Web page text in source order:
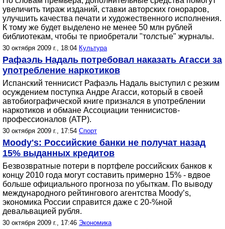
увеличить тираж изданий, ставки авторских гонораров,
улучшить качества печати и художественного исполнения.
К тому же будет выделено не менее 50 млн рублей
библиотекам, чтобы те приобретали "толстые" журналы.
30 октября 2009 г., 18:04 Культура
Рафаэль Надаль потребовал наказать Агасси за
употребление наркотиков
Испанский теннисист Рафаэль Надаль выступил с резким
осуждением поступка Андре Агасси, который в своей
автобиографической книге признался в употреблении
наркотиков и обмане Ассоциации теннисистов-
профессионалов (ATP).
30 октября 2009 г., 17:54 Спорт
Moody's: Российские банки не получат назад
15% выданных кредитов
Безвозвратные потери в портфеле российских банков к
концу 2010 года могут составить примерно 15% - вдвое
больше официального прогноза по убыткам. По выводу
международного рейтингового агентства Moody’s,
экономика России справится даже с 20-%ной
девальвацией рубля.
30 октября 2009 г., 17:46 Экономика